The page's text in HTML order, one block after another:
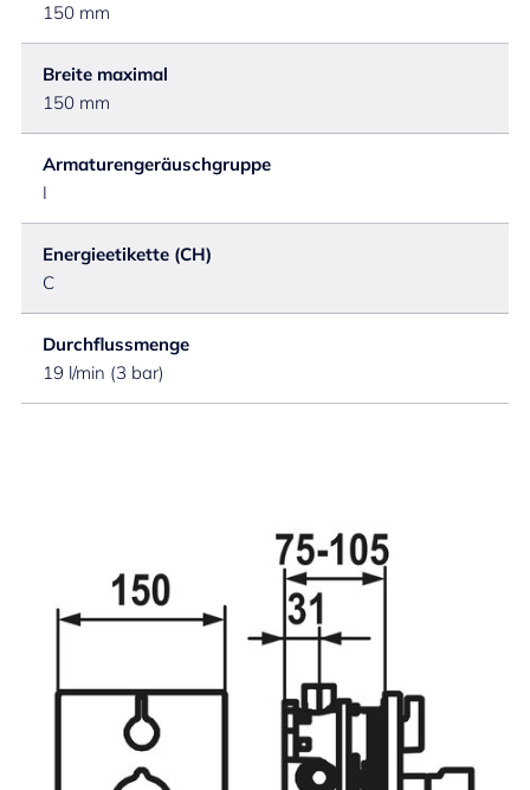
150 mm
Breite maximal
150 mm
Armaturengeräuschgruppe
I
Energieetikette (CH)
C
Durchflussmenge
19 l/min (3 bar)